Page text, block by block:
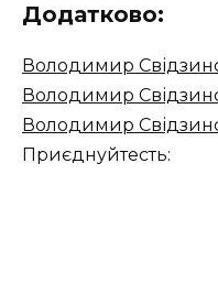
Додатково:
Володимир
Володимир
Володимир
Приєднуйтесть: